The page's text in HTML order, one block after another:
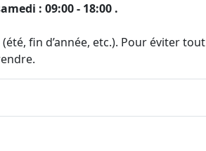
: 09:00 - 18:00 .
fin d’année, etc.). Pour éviter tout